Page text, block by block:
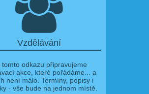
Vzdělávání
tomto odkazu připravujeme
akce, které pořádáme... a
není málo. Termíny, popisy i
- vše bude na jednom místě.